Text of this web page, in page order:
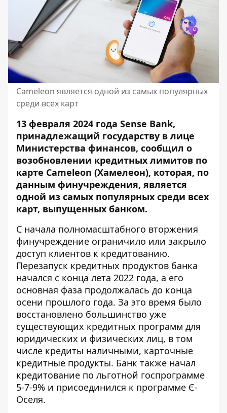
Сameleon является одной из самых популярных
среди всех карт
13 февраля 2024 года Sense Bank,
принадлежащий государству в лице
Министерства финансов, сообщил о
возобновлении кредитных лимитов по
карте Сameleon (Хамелеон), которая, по
данным финучреждения, является
одной из самых популярных среди всех
карт, выпущенных банком.
С начала полномасштабного вторжения
финучреждение ограничило или закрыло
доступ клиентов к кредитованию.
Перезапуск кредитных продуктов банка
начался с конца лета 2022 года, а его
основная фаза продолжалась до конца
осени прошлого года. За это время было
восстановлено большинство уже
существующих кредитных программ для
юридических и физических лиц, в том
числе кредиты наличными, карточные
кредитные продукты. Банк также начал
кредитование по льготной госпрограмме
5-7-9% и присоединился к программе Є-
Оселя.